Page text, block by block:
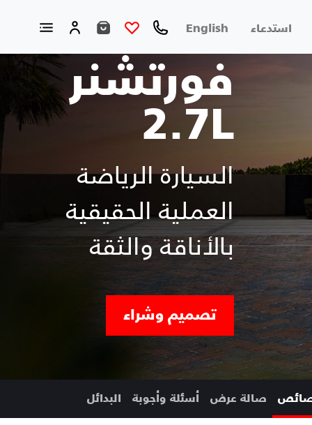
استدعاء English
فورتشنر
2.7L
السيارة الرياضة
العملية الحقيقية
بالأناقة والثقة
تصميم وشراء
صالة عرض أسئلة وأجوبة البدائل